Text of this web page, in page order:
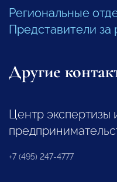
Региональные
Представители
Другие
Центр экспертизы
+7 (495) 247-4777